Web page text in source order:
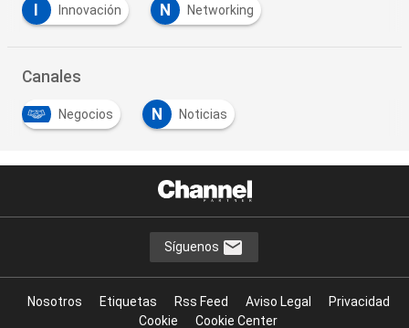
Innovación N Networking
Canales
Negocios N Noticias
Síguenos
Nosotros Etiquetas Rss Feed Aviso Legal
Privacidad
Cookie
Cookie Center